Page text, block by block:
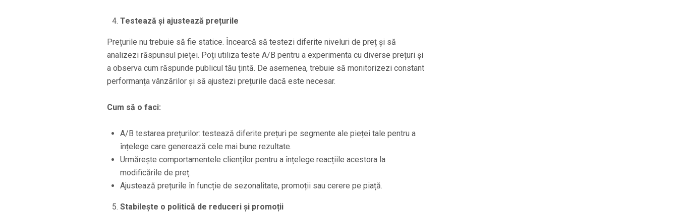
Testează și ajustează prețurile
Prețurile nu trebuie să fie statice. Încearcă să testezi diferite niveluri de preț și să
analizezi răspunsul pieței. Poți utiliza teste A/B pentru a experimenta cu diverse prețuri și
a observa cum răspunde publicul tău țintă. De asemenea, trebuie să monitorizezi constant
performanța vânzărilor și să ajustezi prețurile dacă este necesar.
Cum să o faci:
A/B testarea prețurilor: testează diferite prețuri pe segmente ale pieței tale pentru a
înțelege care generează cele mai bune rezultate.
Urmărește comportamentele clienților pentru a înțelege reacțiile acestora la
modificările de preț.
Ajustează prețurile în funcție de sezonalitate, promoții sau cerere pe piață.
Stabilește o politică de reduceri și promoții